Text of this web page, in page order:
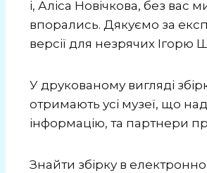
i, Аліса Новічкова, без вас
впорались. Дякуємо за
версії для незрячих Ігорю
У друкованому вигляді
отримають усі музеї, що
інформацію, та партнери
Знайти збірку в